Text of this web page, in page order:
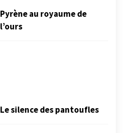
Pyrène au royaume de
l’ours
Le silence des pantoufles